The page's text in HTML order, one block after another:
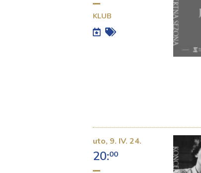
KLUB
uto, 9. IV. 24.
20:00